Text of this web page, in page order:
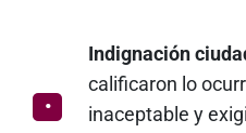
Indignación
calificaron lo
inaceptable y